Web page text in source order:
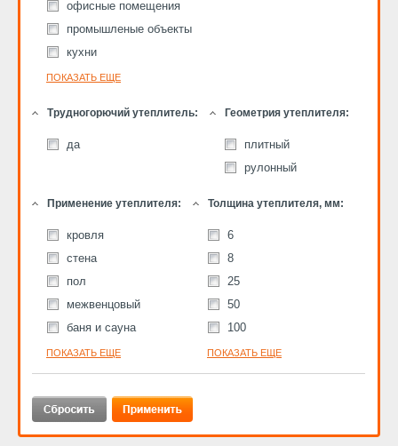
офисные помещения
промышленые объекты
кухни
ПОКАЗАТЬ ЕЩЕ
Трудногорючий утеплитель:
да
Геометрия утеплителя:
плитный
рулонный
Применение утеплителя:
кровля
стена
пол
межвенцовый
баня и сауна
ПОКАЗАТЬ ЕЩЕ
Толщина утеплителя, мм:
6
8
25
50
100
ПОКАЗАТЬ ЕЩЕ